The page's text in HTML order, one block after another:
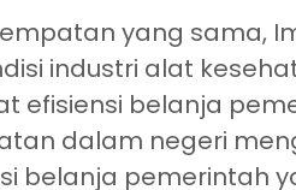
yang sama,
industri alat
efisiensi belanja
dalam negeri
belanja pemerintah